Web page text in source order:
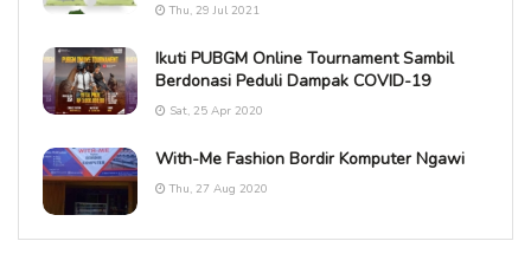
Thu, 29 Jul 2021
Ikuti PUBGM Online Tournament Sambil
Berdonasi Peduli Dampak COVID-19
Sat, 25 Apr 2020
With-Me Fashion Bordir Komputer Ngawi
Thu, 27 Aug 2020